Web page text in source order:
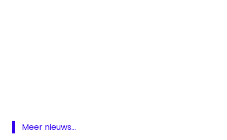
Meer nieuws...